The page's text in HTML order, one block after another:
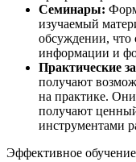
Семинары:
изучаемый
обсуждении, что
информации и
Практические
получают
на практике.
получают
инструментами
Эффективное обучение